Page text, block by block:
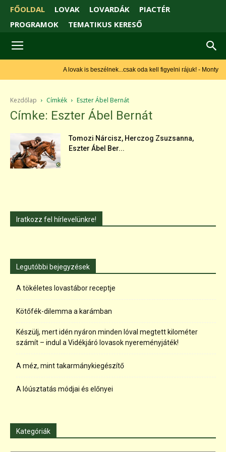
FŐOLDAL LOVAK LOVARDÁK
PIACTÉR
PROGRAMOK
TEMATIKUS KERESŐ
A lovak is beszélnek...csak oda kell figyelni rájuk! - Monty
Kezdőlap Címkék Eszter Ábel Bernát
Címke: Eszter Ábel Bernát
Tomozi Nárcisz, Herczog Zsuzsanna,
Eszter Ábel Ber...
Iratkozz fel hírlevelünkre!
Legutóbbi bejegyzések
A tökéletes lovastábor receptje
Kötőfék-dilemma a karámban
Készülj, mert idén nyáron minden lóval megtett kilométer
számít – indul a Vidékjáró lovasok nyereményjáték!
A méz, mint takarmánykiegészítő
A lóúsztatás módjai és előnyei
Kategóriák